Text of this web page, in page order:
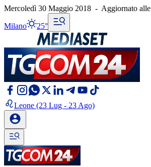
Mercoledì 30 Maggio 2018 - Aggiornato alle
Milano 25°
Leone (23 Lug - 23 Ago)